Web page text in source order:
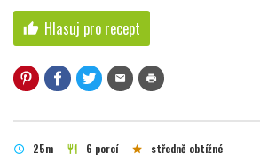
thumb_up Hlasuj pro recept
mail print
schedule 25m restaurant 6 porcí star středně obtížné